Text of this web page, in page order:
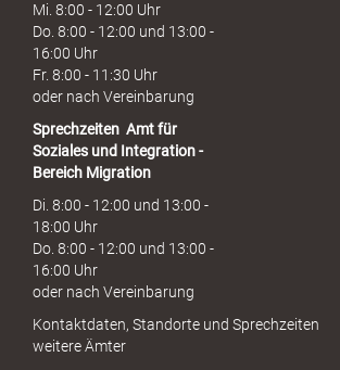
Mi. 8:00 - 12:00 Uhr
Do. 8:00 - 12:00 und 13:00 -
16:00 Uhr
Fr. 8:00 - 11:30 Uhr
oder nach Vereinbarung
Sprechzeiten Amt für
Soziales und Integration -
Bereich Migration
Di. 8:00 - 12:00 und 13:00 -
18:00 Uhr
Do. 8:00 - 12:00 und 13:00 -
16:00 Uhr
oder nach Vereinbarung
Kontaktdaten, Standorte und Sprechzeiten
weitere Ämter